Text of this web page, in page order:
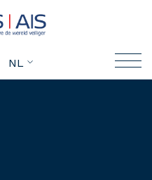
NL